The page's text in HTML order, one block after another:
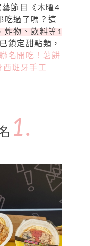
藝節目《木曜4
吃過了嗎？這
炸物、飲料等1
鎖定甜點類，
名開吃！薯餅
班牙手工
1.